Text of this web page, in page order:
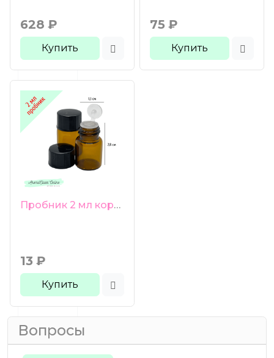
628 ₽
Купить
75 ₽
Купить
Пробник 2 мл коричневое стекло черная гладко-ребристая крышка
13 ₽
Купить
Вопросы